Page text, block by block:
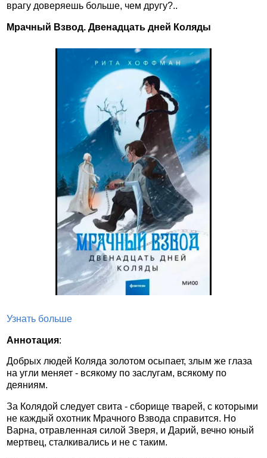
врагу доверяешь больше, чем другу?..
Мрачный Взвод. Двенадцать дней Коляды
Узнать больше
Аннотация:
Добрых людей Коляда золотом осыпает, злым же глаза
на угли меняет - всякому по заслугам, всякому по
деяниям.
За Колядой следует свита - сборище тварей, с которыми
не каждый охотник Мрачного Взвода справится. Но
Варна, отравленная силой Зверя, и Дарий, вечно юный
мертвец, сталкивались и не с таким.